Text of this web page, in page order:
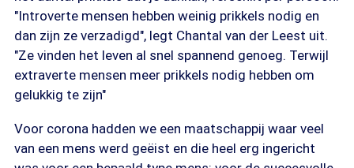
"Introverte mensen hebben weinig prikkels nodig en
dan zijn ze verzadigd", legt Chantal van der Leest uit.
"Ze vinden het leven al snel spannend genoeg. Terwijl
extraverte mensen meer prikkels nodig hebben om
gelukkig te zijn"
Voor corona hadden we een maatschappij waar veel
van een mens werd geëist en die heel erg ingericht